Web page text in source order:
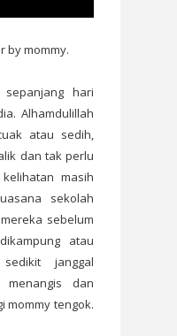
by mommy.
hari
Alhamdulillah
atau sedih,
dan tak perlu
masih
sekolah
sebelum
atau
janggal
menangis dan
mommy tengok.